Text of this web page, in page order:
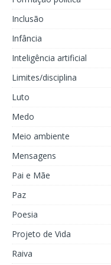
Inclusão
Infância
Inteligência artificial
Limites/disciplina
Luto
Medo
Meio ambiente
Mensagens
Pai e Mãe
Paz
Poesia
Projeto de Vida
Raiva